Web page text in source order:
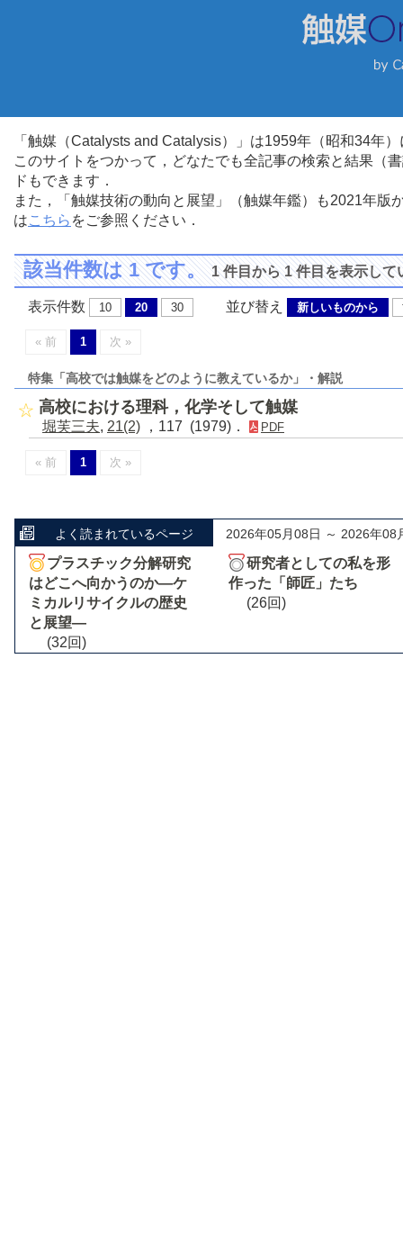
「触媒（Catalysts and Catalysis）」は1959年（昭和34年
このサイトをつかって，どなたでも全記事の検索と結果（
ドもできます．
また，「触媒技術の動向と展望」（触媒年鑑）も2021年
はこちら をご参照ください．
該当件数は 1 です。1 件目から 1 件目を表示して
表示件数 10 20 30 並び替え 新しいものから
« 前 1 次 »
特集「高校では触媒をどのように教えているか」・解説
高校における理科，化学そして触媒
堀芙三夫, 21(2) ，117 (1979)． PDF
« 前 1 次 »
よく読まれているページ 2026年05月08日 ～ 2026年08
プラスチック分解研究
はどこへ向かうのか―ケ
ミカルリサイクルの歴史
と展望―
(32回)
研究者としての私を形
作った「師匠」たち
(26回)